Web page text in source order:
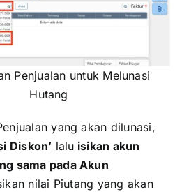
Penjualan untuk Melunasi
Hutang
yang akan dilunasi,
Diskon’ lalu isikan akun
sama pada Akun
nilai Piutang yang akan